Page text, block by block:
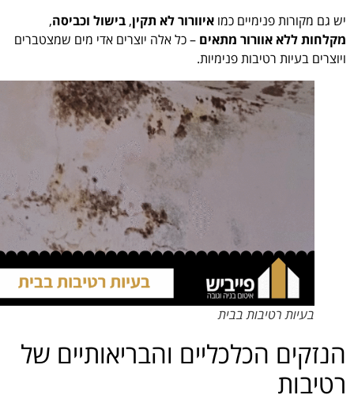
יש גם מקורות פנימיים כמו איוורור לא תקין, בישול וכביסה,
מקלחות ללא אוורור מתאים – כל אלה יוצרים אדי מים שמצטברים
ויוצרים בעיות רטיבות פנימיות.
בעיות רטיבות בבית
הנזקים הכלכליים והבריאותיים של
רטיבות